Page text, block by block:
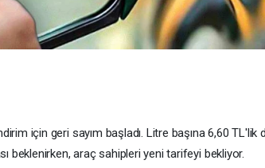
için geri sayım başladı. Litre başına 6,60 TL'lik
beklenirken, araç sahipleri yeni tarifeyi bekliyor.